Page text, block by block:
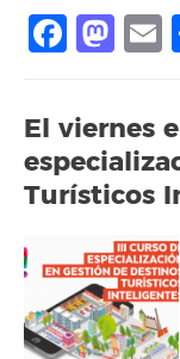
El viernes
Turísticos